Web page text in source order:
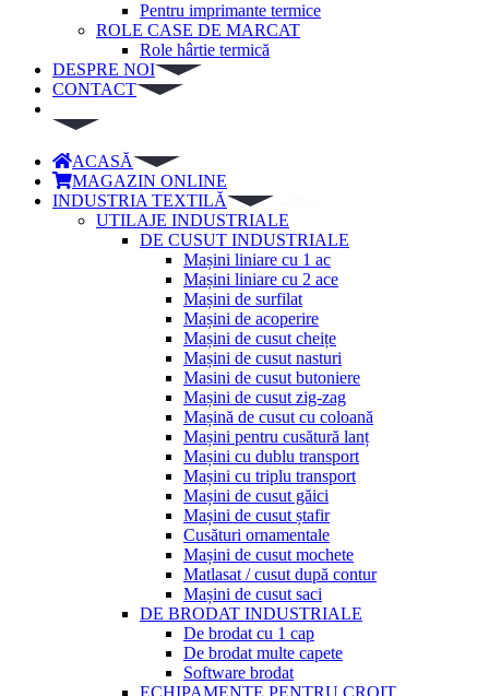
Pentru imprimante termice
ROLE CASE DE MARCAT
Role hârtie termică
DESPRE NOI
CONTACT
ACASĂ
MAGAZIN ONLINE
INDUSTRIA TEXTILĂ
UTILAJE INDUSTRIALE
DE CUSUT INDUSTRIALE
Mașini liniare cu 1 ac
Mașini liniare cu 2 ace
Mașini de surfilat
Mașini de acoperire
Mașini de cusut cheițe
Mașini de cusut nasturi
Masini de cusut butoniere
Mașini de cusut zig-zag
Mașină de cusut cu coloană
Mașini pentru cusătură lanț
Mașini cu dublu transport
Mașini cu triplu transport
Mașini de cusut găici
Mașini de cusut ștafir
Cusături ornamentale
Mașini de cusut mochete
Matlasat / cusut după contur
Mașini de cusut saci
DE BRODAT INDUSTRIALE
De brodat cu 1 cap
De brodat multe capete
Software brodat
ECHIPAMENTE PENTRU CROIT